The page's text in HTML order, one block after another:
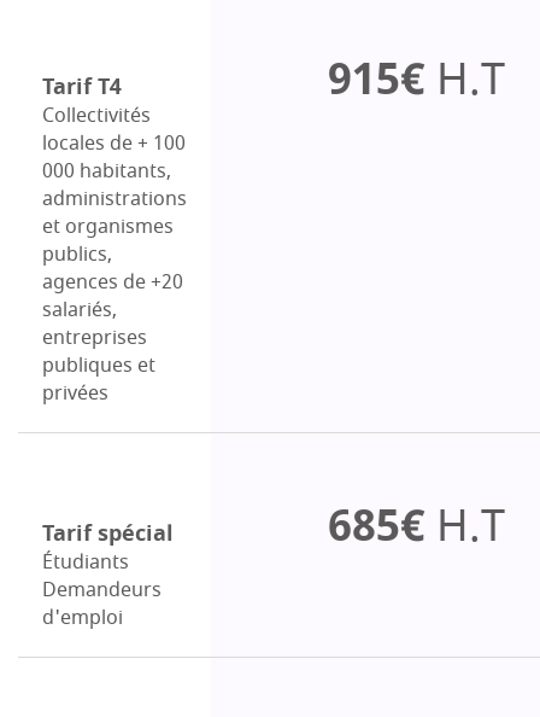
Tarif T4
Collectivités
locales de + 100
000 habitants,
administrations
et organismes
publics,
agences de +20
salariés,
entreprises
publiques et
privées
915€ H.T
Tarif spécial
Étudiants
Demandeurs
d'emploi
685€ H.T